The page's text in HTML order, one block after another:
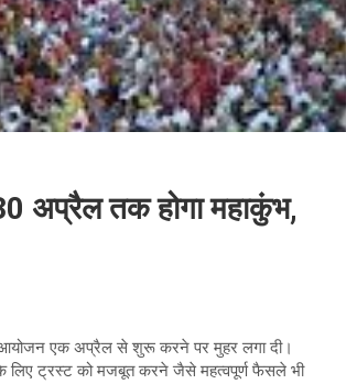
अप्रैल तक होगा महाकुंभ,
आयोजन एक अप्रैल से शुरू करने पर मुहर लगा दी।
के लिए ट्रस्ट को मजबूत करने जैसे महत्वपूर्ण फैसले भी